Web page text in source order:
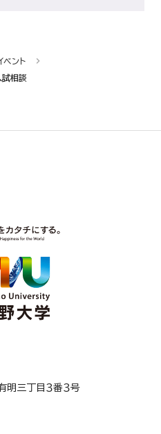
ベント
試相談
三丁目３番３号